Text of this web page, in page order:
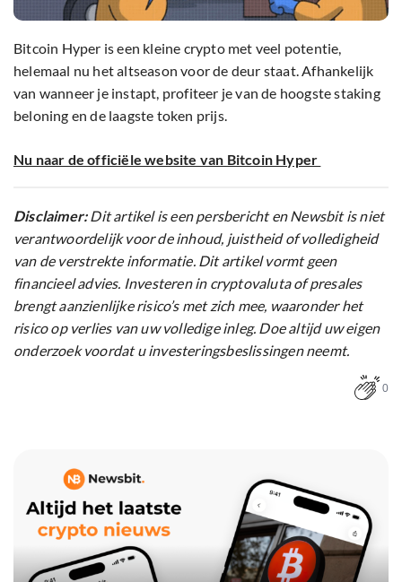
Bitcoin Hyper is een kleine crypto met veel potentie,
helemaal nu het altseason voor de deur staat. Afhankelijk
van wanneer je instapt, profiteer je van de hoogste staking
beloning en de laagste token prijs.
Nu naar de officiële website van Bitcoin Hyper
Disclaimer:Dit artikel is een persbericht en Newsbit is niet
verantwoordelijk voor de inhoud, juistheid of volledigheid
van de verstrekte informatie. Dit artikel vormt geen
financieel advies. Investeren in cryptovaluta of presales
brengt aanzienlijke risico’s met zich mee, waaronder het
risico op verlies van uw volledige inleg. Doe altijd uw eigen
onderzoek voordat u investeringsbeslissingen neemt.
0